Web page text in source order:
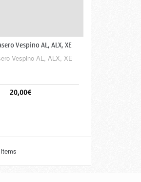
Vespino AL, ALX, XE
Vespino AL, ALX, XE
20,00€